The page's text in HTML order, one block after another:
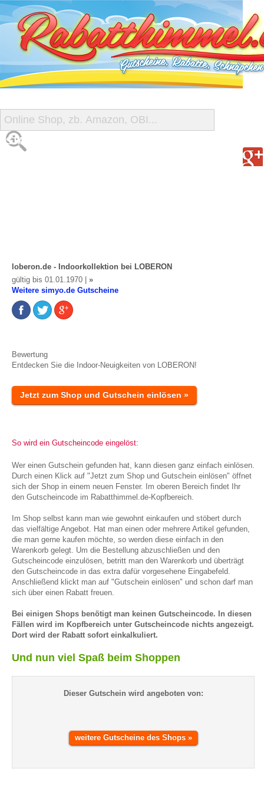
START
loberon.de - Indoorkollektion bei LOBERON
gültig bis 01.01.1970 | »
Weitere simyo.de Gutscheine
Bewertung
Entdecken Sie die Indoor-Neuigkeiten von LOBERON!
Jetzt zum Shop und Gutschein einlösen »
So wird ein Gutscheincode eingelöst:
Wer einen Gutschein gefunden hat, kann diesen ganz einfach einlösen.
Durch einen Klick auf "Jetzt zum Shop und Gutschein einlösen" öffnet
sich der Shop in einem neuen Fenster. Im oberen Bereich findet Ihr
den Gutscheincode im Rabatthimmel.de-Kopfbereich.
Im Shop selbst kann man wie gewohnt einkaufen und stöbert durch
das vielfältige Angebot. Hat man einen oder mehrere Artikel gefunden,
die man gerne kaufen möchte, so werden diese einfach in den
Warenkorb gelegt. Um die Bestellung abzuschließen und den
Gutscheincode einzulösen, betritt man den Warenkorb und überträgt
den Gutscheincode in das extra dafür vorgesehene Eingabefeld.
Anschließend klickt man auf "Gutschein einlösen" und schon darf man
sich über einen Rabatt freuen.
Bei einigen Shops benötigt man keinen Gutscheincode. In diesen
Fällen wird im Kopfbereich unter Gutscheincode nichts angezeigt.
Dort wird der Rabatt sofort einkalkuliert.
Und nun viel Spaß beim Shoppen
Dieser Gutschein wird angeboten von:
weitere Gutscheine des Shops »